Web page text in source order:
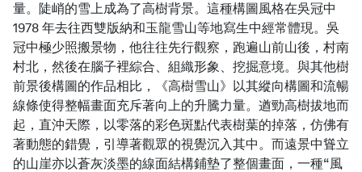
量。陡峭的雪上成為了高樹背景。這種構圖風格在吳冠中
1978 年去往西雙版納和玉龍雪山等地寫生中經常體現。吳
冠中極少照搬景物，他往往先行觀察，跑遍山前山後，村南
村北，然後在腦子裡綜合、組織形象、挖掘意境。與其他樹
前景後構圖的作品相比，《高樹雪山》以其縱向構圖和流暢
線條使得整幅畫面充斥著向上的升騰力量。遒勁高樹拔地而
起，直沖天際，以零落的彩色斑點代表樹葉的掉落，仿佛有
著動態的錯覺，引導著觀眾的視覺沉入其中。而遠景中聳立
的山崖亦以蒼灰淡墨的線面結構鋪墊了整個畫面，一種“風